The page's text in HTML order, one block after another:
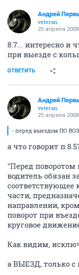
Андрей
veteran
25 апреля 2008
8.7... интересно и
при выезде с
ОТВЕТИТЬ
Андрей
veteran
25 апреля 2008
- перед выездом ПО
а что говорит п
"Перед поворотом
водитель обязан
соответствующее
части,
направлении,
поворот при
круговое
Как видим,
а ВЫЕЗД, только с